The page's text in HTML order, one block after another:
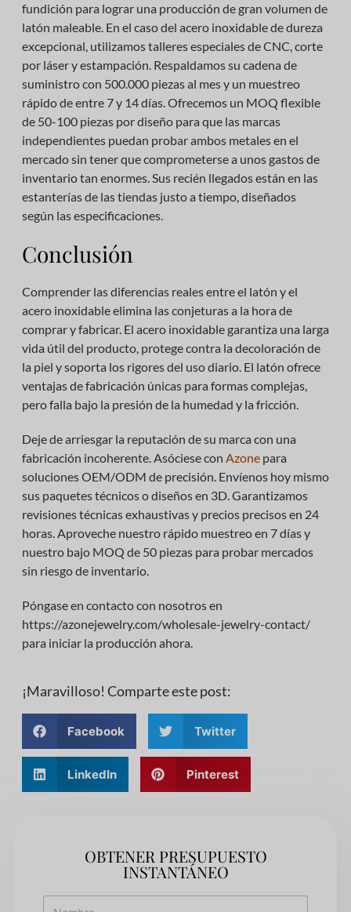
fundición para lograr una producción de gran volumen de
latón maleable. En el caso del acero inoxidable de dureza
excepcional, utilizamos talleres especiales de CNC, corte
por láser y estampación. Respaldamos su cadena de
suministro con 500.000 piezas al mes y un muestreo
rápido de entre 7 y 14 días. Ofrecemos un MOQ flexible
de 50-100 piezas por diseño para que las marcas
independientes puedan probar ambos metales en el
mercado sin tener que comprometerse a unos gastos de
inventario tan enormes. Sus recién llegados están en las
estanterías de las tiendas justo a tiempo, diseñados
según las especificaciones.
Conclusión
Comprender las diferencias reales entre el latón y el
acero inoxidable elimina las conjeturas a la hora de
comprar y fabricar. El acero inoxidable garantiza una larga
vida útil del producto, protege contra la decoloración de
la piel y soporta los rigores del uso diario. El latón ofrece
ventajas de fabricación únicas para formas complejas,
pero falla bajo la presión de la humedad y la fricción.
Deje de arriesgar la reputación de su marca con una
fabricación incoherente. Asóciese con Azonepara
soluciones OEM/ODM de precisión. Envíenos hoy mismo
sus paquetes técnicos o diseños en 3D. Garantizamos
revisiones técnicas exhaustivas y precios precisos en 24
horas. Aproveche nuestro rápido muestreo en 7 días y
nuestro bajo MOQ de 50 piezas para probar mercados
sin riesgo de inventario.
Póngase en contacto con nosotros en
https://azonejewelry.com/wholesale-jewelry-contact/
para iniciar la producción ahora.
¡Maravilloso! Comparte este post:
Facebook Twitter
LinkedIn Pinterest
OBTENER PRESUPUESTO
INSTANTÁNEO